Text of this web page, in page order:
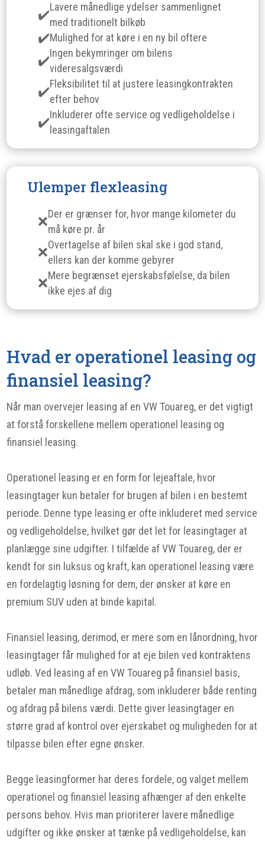
Lavere månedlige ydelser sammenlignet
med traditionelt bilkøb
Mulighed for at køre i en ny bil oftere
Ingen bekymringer om bilens
videresalgsværdi
Fleksibilitet til at justere leasingkontrakten
efter behov
Inkluderer ofte service og vedligeholdelse i
leasingaftalen
Ulemper flexleasing
Der er grænser for, hvor mange kilometer du
må køre pr. år
Overtagelse af bilen skal ske i god stand,
ellers kan der komme gebyrer
Mere begrænset ejerskabsfølelse, da bilen
ikke ejes af dig
Hvad er operationel leasing og
finansiel leasing?
Når man overvejer leasing af en VW Touareg, er det vigtigt
at forstå forskellene mellem operationel leasing og
finansiel leasing.
Operationel leasing er en form for lejeaftale, hvor
leasingtager kun betaler for brugen af bilen i en bestemt
periode. Denne type leasing er ofte inkluderet med service
og vedligeholdelse, hvilket gør det let for leasingtager at
planlægge sine udgifter. I tilfælde af VW Touareg, der er
kendt for sin luksus og kraft, kan operationel leasing være
en fordelagtig løsning for dem, der ønsker at køre en
premium SUV uden at binde kapital.
Finansiel leasing, derimod, er mere som en lånordning, hvor
leasingtager får mulighed for at eje bilen ved kontraktens
udløb. Ved leasing af en VW Touareg på finansiel basis,
betaler man månedlige afdrag, som inkluderer både renting
og afdrag på bilens værdi. Dette giver leasingtager en
større grad af kontrol over ejerskabet og muligheden for at
tilpasse bilen efter egne ønsker.
Begge leasingformer har deres fordele, og valget mellem
operationel og finansiel leasing afhænger af den enkelte
persons behov. Hvis man prioriterer lavere månedlige
udgifter og ikke ønsker at tænke på vedligeholdelse, kan